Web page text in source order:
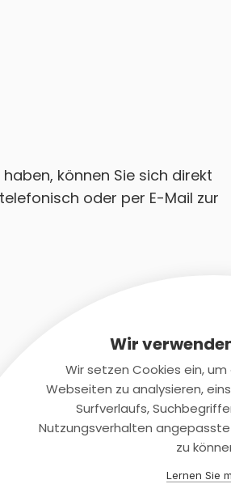
können Sie sich direkt
oder per E-Mail zur
Kontaktiere uns
+(49)2131/708-
Wir
Wir setzen Cookies ein,
Webseiten zu analysieren,
Surfverlaufs,
Nutzungsverhalten
zu
Lernen Sie